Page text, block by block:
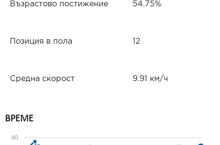
Възрастово постижение 54.75%
Позиция в пола 12
Средна скорост 9.91 км/ч
ВРЕМЕ
40